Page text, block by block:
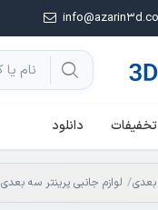
تخفیفات دانلود
بعدی لوازم جانبی پرینتر سه بعدی